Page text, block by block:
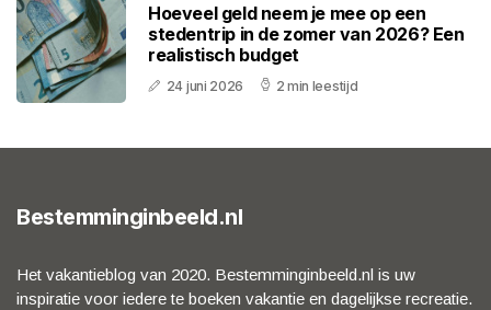
Hoeveel geld neem je mee op een
stedentrip in de zomer van 2026? Een
realistisch budget
24 juni 2026 2 min leestijd
Bestemminginbeeld.nl
Het vakantieblog van 2020. Bestemminginbeeld.nl is uw
inspiratie voor iedere te boeken vakantie en dagelijkse recreatie.